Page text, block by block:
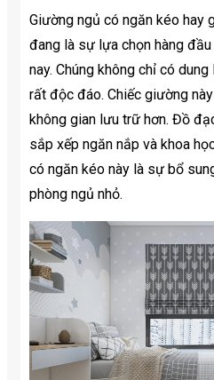
Giường ngủ có ngăn kéo hay
đang là sự lựa chọn hàng
nay. Chúng không chỉ có
rất độc đáo. Chiếc giường
không gian lưu trữ hơn. Đồ
sắp xếp ngăn nắp và khoa
có ngăn kéo này là sự bổ
phòng ngủ nhỏ.